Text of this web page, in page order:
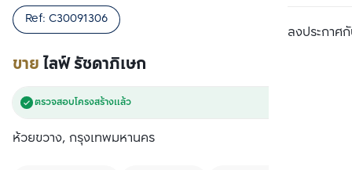
ลงประกาศกั
ขายไลฟ์ รัชดาภิเษก
Ref: C30091306
ตรวจสอบโครงสร้างแล้ว
ห้วยขวาง, กรุงเทพมหานคร
เปรียบเทียบ